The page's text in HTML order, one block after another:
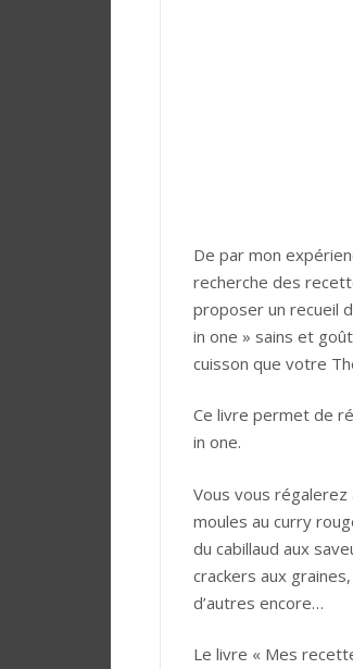
De par mon
recherche des
proposer un recueil
in one » sains et
cuisson que votre
Ce livre permet de
in one.
Vous vous
moules au curry
du cabillaud aux
crackers aux
d’autres encore…
Le livre « Mes